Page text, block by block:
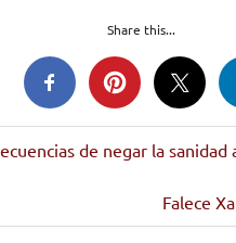
Share this...
de negar la
Siguiente
entrada:
Falece